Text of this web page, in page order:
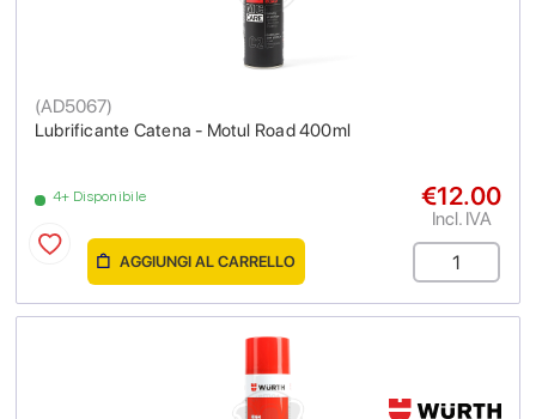
Lubrificante Catena - Motul Road 400ml
(AD5067)
4+ Disponibile €12.00
Incl. IVA
AGGIUNGI AL CARRELLO